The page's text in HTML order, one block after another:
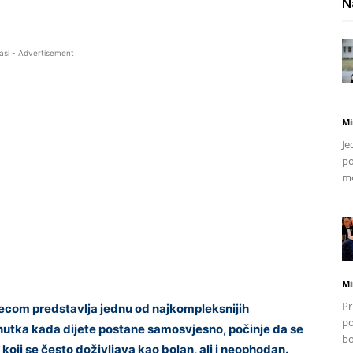
- Advertisement
predstavlja jednu od najkompleksnijih
kada dijete postane samosvjesno, počinje da se
se često doživljava kao bolan, ali i neophodan.